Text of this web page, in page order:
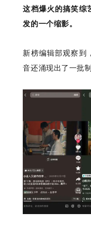
这档爆火的搞笑综
发的一个缩影。
新榜编辑部观察到
音还涌现出了一批